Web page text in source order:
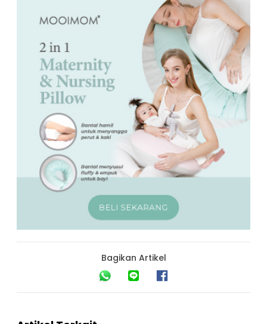
Bagikan Artikel